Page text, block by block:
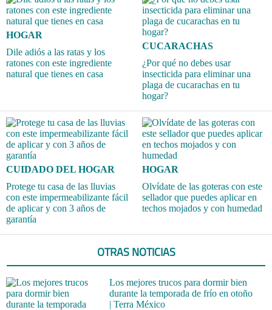
HOGAR
Dile adiós a las ratas y los
ratones con este ingrediente
natural que tienes en casa
CUCARACHAS
¿Por qué no debes usar
insecticida para eliminar una
plaga de cucarachas en tu
hogar?
CUIDADO DEL HOGAR
Protege tu casa de las lluvias
con este impermeabilizante fácil
de aplicar y con 3 años de
garantía
HOGAR
Olvídate de las goteras con este
sellador que puedes aplicar en
techos mojados y con humedad
OTRAS NOTICIAS
Los mejores trucos para dormir bien
durante la temporada de frío en otoño
| Terra México